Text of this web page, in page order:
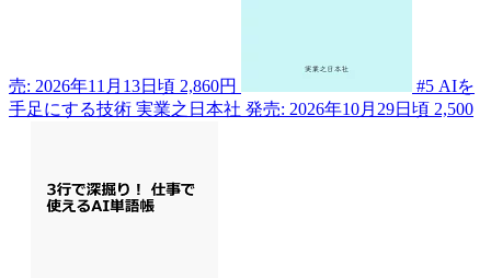
売: 2026年11月13日頃 2,860円 #5 AIを
手足にする技術 実業之日本社 発売: 2026年10月29日頃 2,500